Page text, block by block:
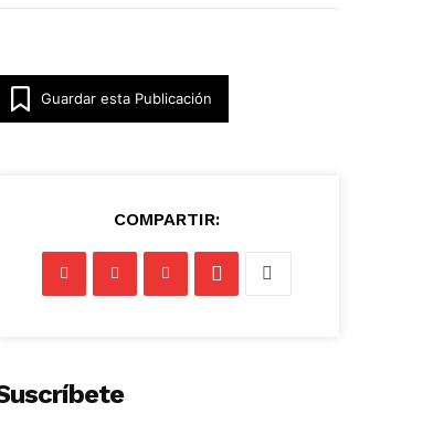
Guardar esta Publicación
COMPARTIR: